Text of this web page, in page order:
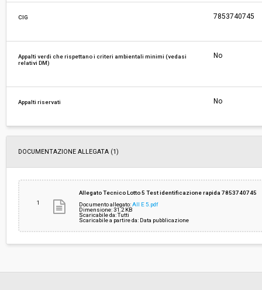
CIG 7853740745
Appalti verdi che rispettano i criteri ambientali minimi (vedasi
relativi DM)
No
Appalti riservati No
DOCUMENTAZIONE ALLEGATA (1)
1
Allegato Tecnico Lotto 5 Test identificazione rapida 7853740745
Documento allegato:All E 5.pdf
Dimensione: 31.2 KB
Scaricabile da: Tutti
Scaricabile a partire da: Data pubblicazione